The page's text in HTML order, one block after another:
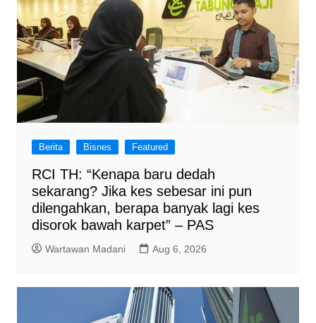
Berita Bisnes Featured
RCI TH: “Kenapa baru dedah
sekarang? Jika kes sebesar ini pun
dilengahkan, berapa banyak lagi kes
disorok bawah karpet” – PAS
Wartawan Madani Aug 6, 2026